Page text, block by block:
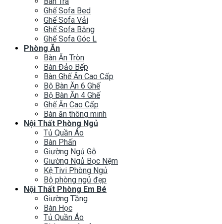
Ghế Sofa Bed
Ghế Sofa Vải
Ghế Sofa Băng
Ghế Sofa Góc L
Phòng Ăn
Bàn Ăn Tròn
Bàn Đảo Bếp
Bàn Ghế Ăn Cao Cấp
Bộ Bàn Ăn 6 Ghế
Bộ Bàn Ăn 4 Ghế
Ghế Ăn Cao Cấp
Bàn ăn thông minh
Nội Thất Phòng Ngủ
Tủ Quần Áo
Bàn Phấn
Giường Ngủ Gỗ
Giường Ngủ Bọc Nệm
Kệ Tivi Phòng Ngủ
Bộ phòng ngủ đẹp
Nội Thất Phòng Em Bé
Giường Tầng
Bàn Học
Tủ Quần Áo